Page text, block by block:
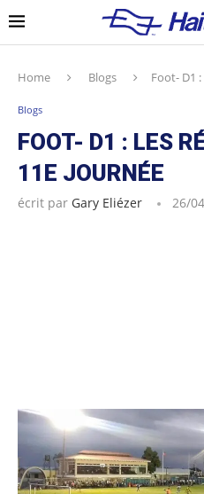
Home Blogs Foot- D1
Blogs
FOOT- D1 : LES
11E JOURNÉE
écrit par Gary Eliézer 26/